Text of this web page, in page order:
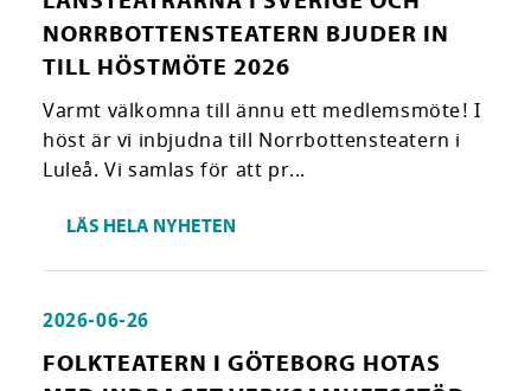
NORRBOTTENSTEATERN BJUDER IN
TILL HÖSTMÖTE 2026
Varmt välkomna till ännu ett medlemsmöte! I
höst är vi inbjudna till Norrbottensteatern i
Luleå. Vi samlas för att pr...
LÄS HELA NYHETEN
2026-06-26
FOLKTEATERN I GÖTEBORG HOTAS